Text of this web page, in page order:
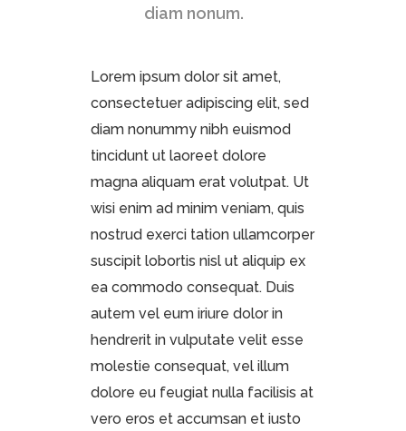
diam nonum.
Lorem ipsum dolor sit amet,
consectetuer adipiscing elit, sed
diam nonummy nibh euismod
tincidunt ut laoreet dolore
magna aliquam erat volutpat. Ut
wisi enim ad minim veniam, quis
nostrud exerci tation ullamcorper
suscipit lobortis nisl ut aliquip ex
ea commodo consequat. Duis
autem vel eum iriure dolor in
hendrerit in vulputate velit esse
molestie consequat, vel illum
dolore eu feugiat nulla facilisis at
vero eros et accumsan et iusto